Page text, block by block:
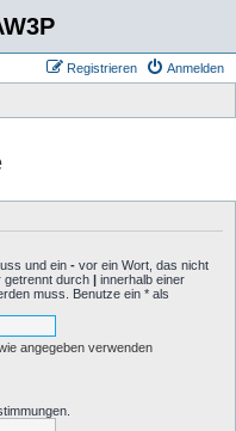
Anmelden
Registrieren
und ein - vor ein Wort, das nicht
getrennt durch | innerhalb einer
muss. Benutze ein * als
angegeben verwenden